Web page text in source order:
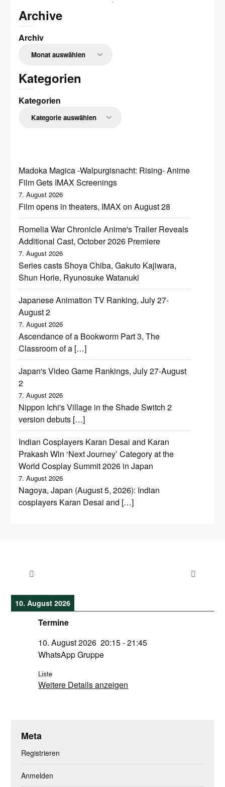
Archive
Archiv
Kategorien
Kategorien
Madoka Magica -Walpurgisnacht: Rising- Anime
Film Gets IMAX Screenings
7. August 2026
Film opens in theaters, IMAX on August 28
Romelia War Chronicle Anime's Trailer Reveals
Additional Cast, October 2026 Premiere
7. August 2026
Series casts Shoya Chiba, Gakuto Kajiwara,
Shun Horie, Ryunosuke Watanuki
Japanese Animation TV Ranking, July 27-
August 2
7. August 2026
Ascendance of a Bookworm Part 3, The
Classroom of a […]
Japan's Video Game Rankings, July 27-August
2
7. August 2026
Nippon Ichi's Village in the Shade Switch 2
version debuts […]
Indian Cosplayers Karan Desai and Karan
Prakash Win ‘Next Journey’ Category at the
World Cosplay Summit 2026 in Japan
7. August 2026
Nagoya, Japan (August 5, 2026): Indian
cosplayers Karan Desai and […]
10. August 2026
Termine
10. August 2026 20:15-21:45
WhatsApp Gruppe
Liste
Weitere Details anzeigen
Meta
Registrieren
Anmelden